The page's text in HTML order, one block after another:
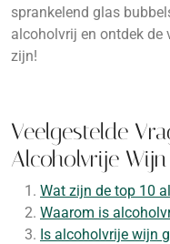
sprankelend glas
alcoholvrij en ontdek de
zijn!
Veelgestelde
Alcoholvrije Wijn
Wat zijn de top 10
Waarom is
Is alcoholvrije wijn